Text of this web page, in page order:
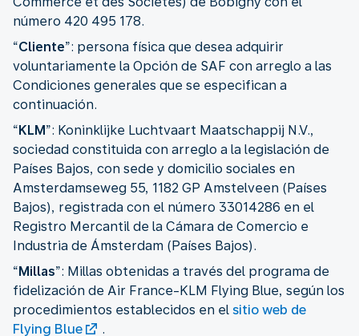
número 420 495 178.
“Cliente”: persona física que desea adquirir
voluntariamente la Opción de SAF con arreglo a las
Condiciones generales que se especifican a
continuación.
“KLM”: Koninklijke Luchtvaart Maatschappij N.V.,
sociedad constituida con arreglo a la legislación de
Países Bajos, con sede y domicilio sociales en
Amsterdamseweg 55, 1182 GP Amstelveen (Países
Bajos), registrada con el número 33014286 en el
Registro Mercantil de la Cámara de Comercio e
Industria de Ámsterdam (Países Bajos).
“Millas”: Millas obtenidas a través del programa de
fidelización de Air France-KLM Flying Blue, según los
procedimientos establecidos en el sitio web de
Flying Blue
.